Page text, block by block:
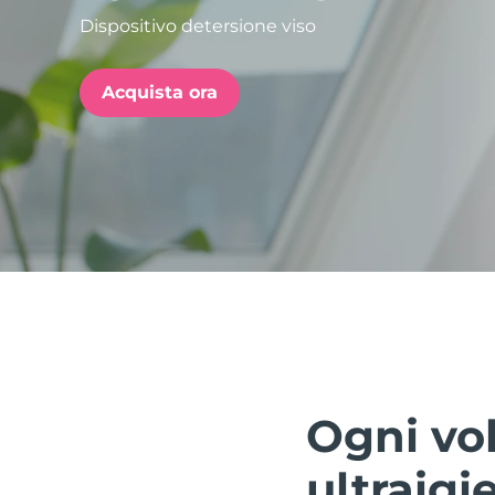
Dispositivo detersione viso
Acquista ora
Ogni
issa™ Teeth Whitening Set
POPOLARE